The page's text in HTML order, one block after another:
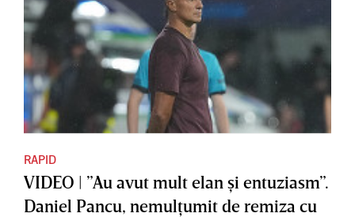
RAPID
VIDEO | ”Au avut mult elan şi entuziasm”.
Daniel Pancu, nemulţumit de remiza cu